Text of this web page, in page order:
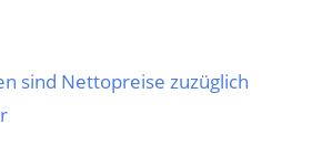
sind Nettopreise zuzüglich